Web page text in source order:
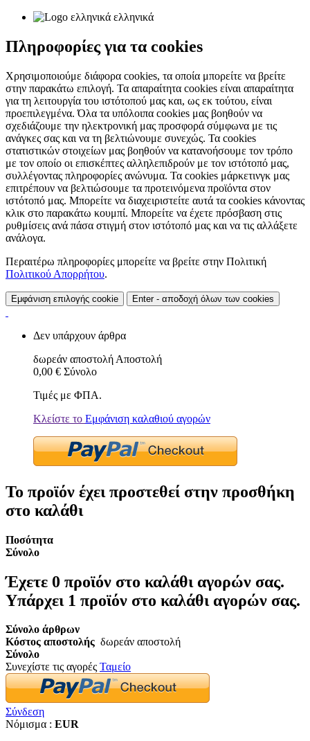
ελληνικά
Πληροφορίες για τα cookies
Χρησιμοποιούμε διάφορα cookies, τα οποία μπορείτε να βρείτε
στην παρακάτω επιλογή. Τα απαραίτητα cookies είναι απαραίτητα
για τη λειτουργία του ιστότοπού μας και, ως εκ τούτου, είναι
προεπιλεγμένα. Όλα τα υπόλοιπα cookies μας βοηθούν να
σχεδιάζουμε την ηλεκτρονική μας προσφορά σύμφωνα με τις
ανάγκες σας και να τη βελτιώνουμε συνεχώς. Τα cookies
στατιστικών στοιχείων μας βοηθούν να κατανοήσουμε τον τρόπο
με τον οποίο οι επισκέπτες αλληλεπιδρούν με τον ιστότοπό μας,
συλλέγοντας πληροφορίες ανώνυμα. Τα cookies μάρκετινγκ μας
επιτρέπουν να βελτιώσουμε τα προτεινόμενα προϊόντα στον
ιστότοπό μας. Μπορείτε να διαχειριστείτε αυτά τα cookies κάνοντας
κλικ στο παρακάτω κουμπί. Μπορείτε να έχετε πρόσβαση στις
ρυθμίσεις ανά πάσα στιγμή στον ιστότοπό μας και να τις αλλάξετε
ανάλογα.
Περαιτέρω πληροφορίες μπορείτε να βρείτε στην Πολιτική
Πολιτικού Απορρήτου.
Εμφάνιση επιλογής cookie Enter - αποδοχή όλων των cookies
Δεν υπάρχουν άρθρα
δωρεάν αποστολή Αποστολή
0,00 € Σύνολο
Τιμές με ΦΠΑ.
Κλείστε το Εμφάνιση καλαθιού αγορών
Το προϊόν έχει προστεθεί στην προσθήκη
στο καλάθι
Ποσότητα
Σύνολο
Έχετε 0 προϊόν στο καλάθι αγορών σας.
Υπάρχει 1 προϊόν στο καλάθι αγορών σας.
Σύνολο άρθρων
Κόστος αποστολής δωρεάν αποστολή
Σύνολο
Συνεχίστε τις αγορές Ταμείο
Σύνδεση
Νόμισμα : EUR